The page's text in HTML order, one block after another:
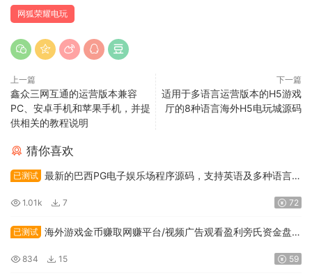
网狐荣耀电玩
上一篇
鑫众三网互通的运营版本兼容
PC、安卓手机和苹果手机，并提
供相关的教程说明
下一篇
适用于多语言运营版本的H5游戏
厅的8种语言海外H5电玩城源码
猜你喜欢
已测试 最新的巴西PG电子娱乐场程序源码，支持英语及多种语言，
1.01k 7 72
已测试 海外游戏金币赚取网赚平台/视频广告观看盈利旁氏资金盘程
834 15 59